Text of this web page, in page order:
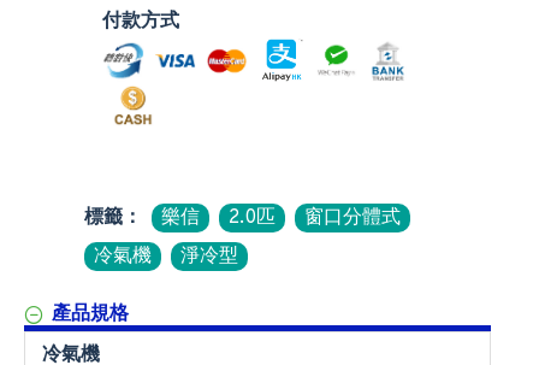
付款方式
標籤： 樂信 2.0匹
窗口分體式
冷氣機
淨冷型
產品規格
冷氣機